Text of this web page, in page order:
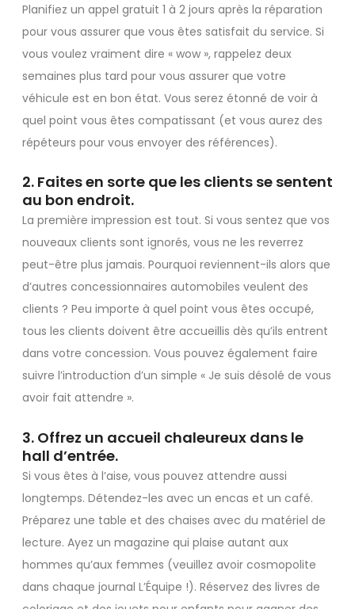
Planifiez un appel gratuit 1 à 2 jours après la réparation
pour vous assurer que vous êtes satisfait du service. Si
vous voulez vraiment dire « wow », rappelez deux
semaines plus tard pour vous assurer que votre
véhicule est en bon état. Vous serez étonné de voir à
quel point vous êtes compatissant (et vous aurez des
répéteurs pour vous envoyer des références).
2. Faites en sorte que les clients se sentent
au bon endroit.
La première impression est tout. Si vous sentez que vos
nouveaux clients sont ignorés, vous ne les reverrez
peut-être plus jamais. Pourquoi reviennent-ils alors que
d’autres concessionnaires automobiles veulent des
clients ? Peu importe à quel point vous êtes occupé,
tous les clients doivent être accueillis dès qu’ils entrent
dans votre concession. Vous pouvez également faire
suivre l’introduction d’un simple « Je suis désolé de vous
avoir fait attendre ».
3. Offrez un accueil chaleureux dans le
hall d’entrée.
Si vous êtes à l’aise, vous pouvez attendre aussi
longtemps. Détendez-les avec un encas et un café.
Préparez une table et des chaises avec du matériel de
lecture. Ayez un magazine qui plaise autant aux
hommes qu’aux femmes (veuillez avoir cosmopolite
dans chaque journal L’Équipe !). Réservez des livres de